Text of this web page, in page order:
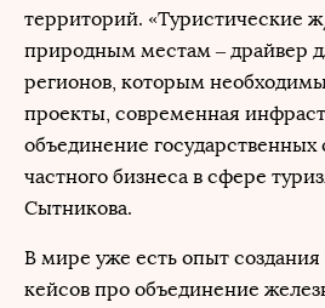
территорий. «Туристические
природным местам – драйвер
регионов, которым
проекты, современная
объединение государственных
частного бизнеса в сфере
Сытникова.
В мире уже есть опыт
кейсов про объединение